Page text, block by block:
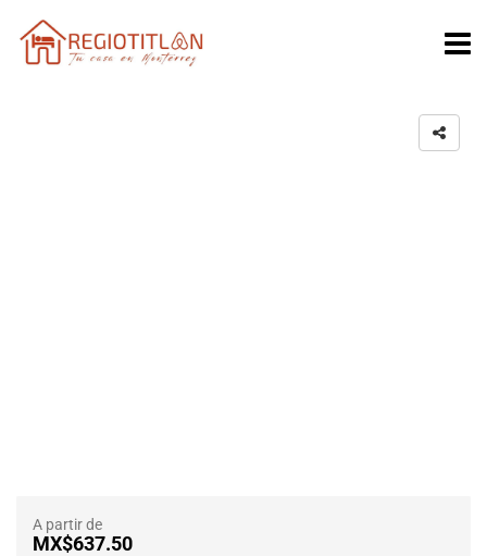
A partir de
MX$637.50